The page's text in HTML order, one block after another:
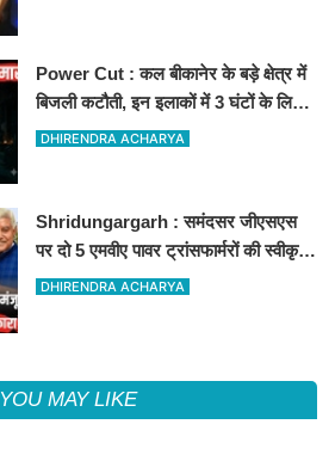
Power Cut : कल बीकानेर के बड़े क्षेत्र में
बिजली कटौती, इन इलाकों में 3 घंटों के लिए
बिजली रहेगी गुल
DHIRENDRA ACHARYA
Shridungargarh : समंदसर जीएसएस
पर दो 5 एमवीए पावर ट्रांसफार्मरों की स्वीकृति,
विधायक ताराचंद सारस्वत के सतत प्रयास
DHIRENDRA ACHARYA
YOU MAY LIKE